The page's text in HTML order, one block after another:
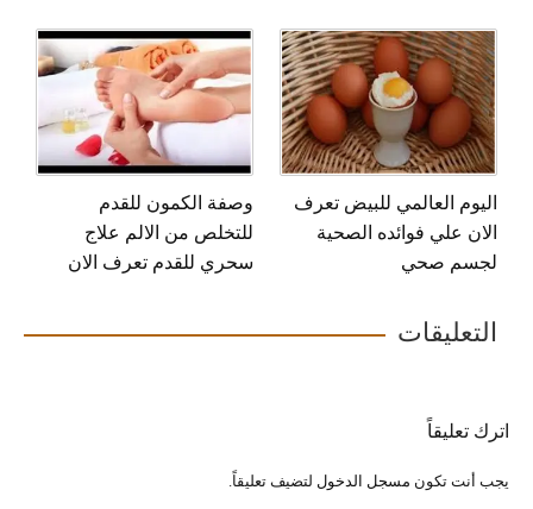
اليوم العالمي للبيض تعرف
الان علي فوائده الصحية
لجسم صحي
وصفة الكمون للقدم
للتخلص من الالم علاج
سحري للقدم تعرف الان
التعليقات
اترك تعليقاً
يجب أنت تكون مسجل الدخول لتضيف تعليقاً.